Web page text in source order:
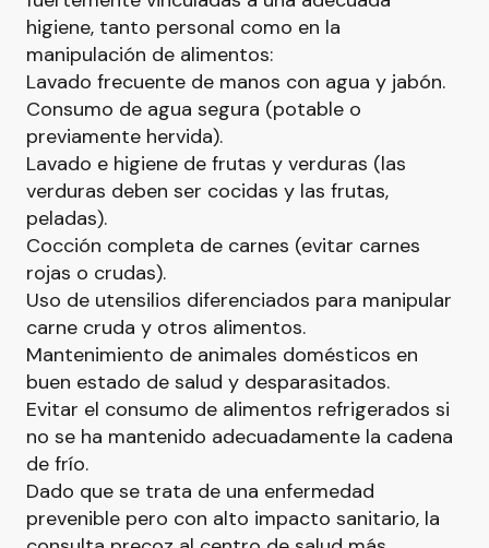
higiene, tanto personal como en la
manipulación de alimentos:
Lavado frecuente de manos con agua y jabón.
Consumo de agua segura (potable o
previamente hervida).
Lavado e higiene de frutas y verduras (las
verduras deben ser cocidas y las frutas,
peladas).
Cocción completa de carnes (evitar carnes
rojas o crudas).
Uso de utensilios diferenciados para manipular
carne cruda y otros alimentos.
Mantenimiento de animales domésticos en
buen estado de salud y desparasitados.
Evitar el consumo de alimentos refrigerados si
no se ha mantenido adecuadamente la cadena
de frío.
Dado que se trata de una enfermedad
prevenible pero con alto impacto sanitario, la